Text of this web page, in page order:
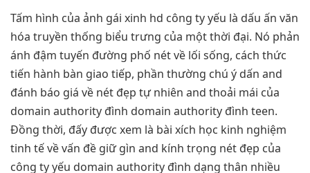
Tấm hình của ảnh gái xinh hd công ty yếu là dấu ấn văn
hóa truyền thống biểu trưng của một thời đại. Nó phản
ánh đậm tuyến đường phố nét về lối sống, cách thức
tiến hành bàn giao tiếp, phần thường chú ý dấn and
đánh báo giá về nét đẹp tự nhiên and thoải mái của
domain authority đình domain authority đình teen.
Đồng thời, đấy được xem là bài xích học kinh nghiệm
tinh tế về vấn đề giữ gìn and kính trọng nét đẹp của
công ty yếu domain authority đình dạng thân nhiều